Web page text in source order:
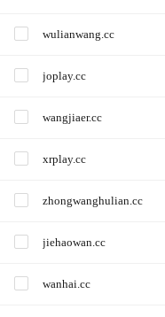
wulianwang.cc
joplay.cc
wangjiaer.cc
xrplay.cc
zhongwanghulian.cc
jiehaowan.cc
wanhai.cc